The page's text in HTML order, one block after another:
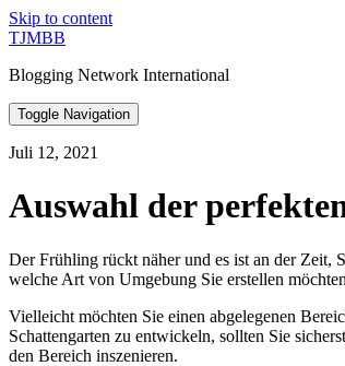
Skip to content
TJMBB
Blogging Network International
Toggle Navigation
Juli 12, 2021
Auswahl der
Der Frühling rückt näher und es ist an der Zeit,
welche Art von Umgebung Sie erstellen
Vielleicht möchten Sie einen abgelegenen
Schattengarten zu entwickeln, sollten Sie
den Bereich inszenieren.